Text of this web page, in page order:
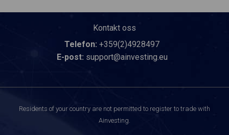
Kontakt oss
Telefon: +359(2)4928497
E-post: support@ainvesting.eu
Residents of your country are not permitted to register to trade with
Ainvesting.